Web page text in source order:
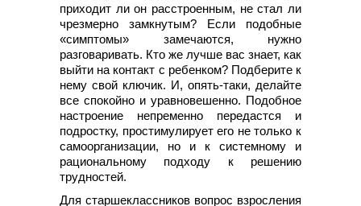
приходит ли он расстроенным, не стал ли
чрезмерно замкнутым? Если подобные
«симптомы» замечаются, нужно
разговаривать. Кто же лучше вас знает, как
выйти на контакт с ребенком? Подберите к
нему свой ключик. И, опять-таки, делайте
все спокойно и уравновешенно. Подобное
настроение непременно передастся и
подростку, простимулирует его не только к
самоорганизации, но и к системному и
рациональному подходу к решению
трудностей.
Для старшеклассников вопрос взросления